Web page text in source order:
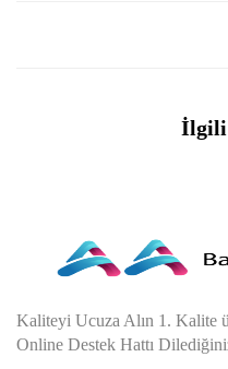
İlgili
Kaliteyi Ucuza Alın 1. Kalite
Online Destek Hattı